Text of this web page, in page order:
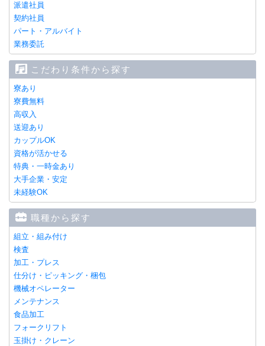
派遣社員
契約社員
パート・アルバイト
業務委託
こだわり条件から探す
寮あり
寮費無料
高収入
送迎あり
カップルOK
資格が活かせる
特典・一時金あり
大手企業・安定
未経験OK
職種から探す
組立・組み付け
検査
加工・プレス
仕分け・ピッキング・梱包
機械オペレーター
メンテナンス
食品加工
フォークリフト
玉掛け・クレーン